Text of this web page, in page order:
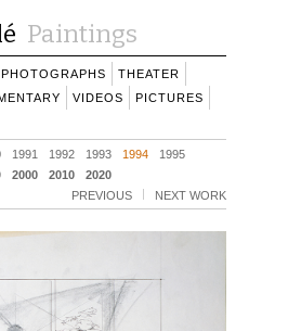
Paintings
PHOTOGRAPHS
THEATER
VIDEOS
PICTURES
1991 1992 1993 1994
1995
2000 2010
2020
PREVIOUS
NEXT WORK